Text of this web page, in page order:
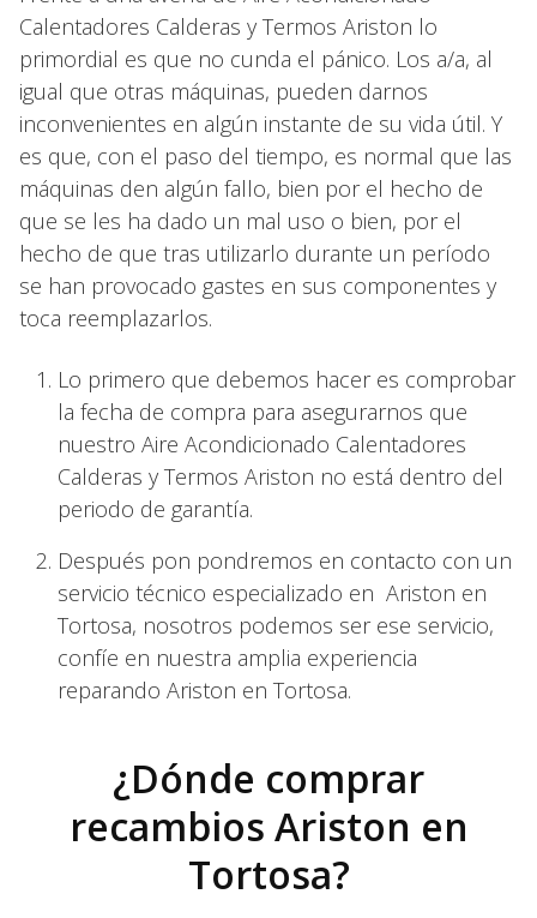
Calentadores Calderas y Termos Ariston lo
primordial es que no cunda el pánico. Los a/a, al
igual que otras máquinas, pueden darnos
inconvenientes en algún instante de su vida útil. Y
es que, con el paso del tiempo, es normal que las
máquinas den algún fallo, bien por el hecho de
que se les ha dado un mal uso o bien, por el
hecho de que tras utilizarlo durante un período
se han provocado gastes en sus componentes y
toca reemplazarlos.
Lo primero que debemos hacer es comprobar
la fecha de compra para asegurarnos que
nuestro Aire Acondicionado Calentadores
Calderas y Termos Ariston no está dentro del
periodo de garantía.
Después pon pondremos en contacto con un
servicio técnico especializado en Ariston en
Tortosa, nosotros podemos ser ese servicio,
confíe en nuestra amplia experiencia
reparando Ariston en Tortosa.
¿Dónde comprar
recambios Ariston en
Tortosa?